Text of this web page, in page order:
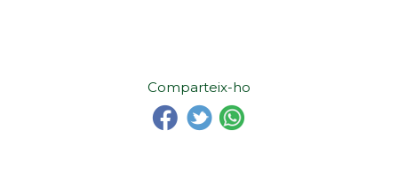
Comparteix-ho